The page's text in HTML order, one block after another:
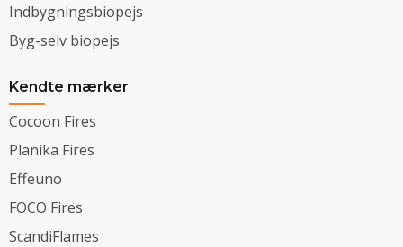
Indbygningsbiopejs
Byg-selv biopejs
Kendte mærker
Cocoon Fires
Planika Fires
Effeuno
FOCO Fires
ScandiFlames